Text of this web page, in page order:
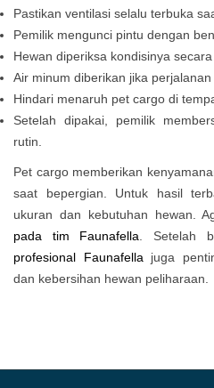
Pastikan ventilasi selalu terbuka
Pemilik mengunci pintu dengan
Hewan diperiksa kondisinya
Air minum diberikan jika perjalanan
Hindari menaruh pet cargo di
Setelah dipakai, pemilik
rutin.
Pet cargo memberikan
saat bepergian. Untuk hasil
ukuran dan kebutuhan hewan.
pada tim Faunafella . Setelah
profesional Faunafella juga
dan kebersihan hewan peliharaan.